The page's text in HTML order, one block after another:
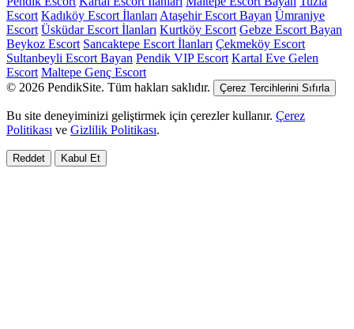
Escort Kadıköy Escort İlanları Ataşehir Escort Bayan Ümraniye
Escort Üsküdar Escort İlanları Kurtköy Escort Gebze Escort Bayan
Beykoz Escort Sancaktepe Escort İlanları Çekmeköy Escort
Sultanbeyli Escort Bayan Pendik VIP Escort Kartal Eve Gelen
Escort Maltepe Genç Escort
© 2026 PendikSite. Tüm hakları saklıdır.
Çerez Tercihlerini Sıfırla
Bu site deneyiminizi geliştirmek için çerezler kullanır. Çerez
Politikası ve Gizlilik Politikası.
Reddet Kabul Et